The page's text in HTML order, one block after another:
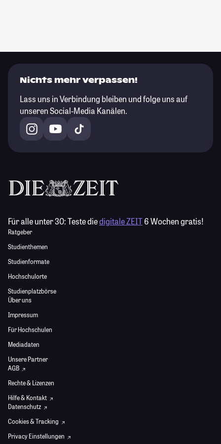
Nichts mehr verpassen!
Lass uns in Verbindung bleiben und folge uns auf
unseren Social-Media Kanälen.
Für alle unter 30:Teste diedigitale ZEIT6 Wochen gratis!
Ratgeber
Studienthemen
Studienformate
Hochschulorte
Studienplatzbörse
Über uns
Impressum
Für Hochschulen
Mediadaten
Unsere Partner
AGB
Rechte & Lizenzen
Hilfe & Kontakt
Datenschutz
Cookies & Tracking
Privacy Einstellungen